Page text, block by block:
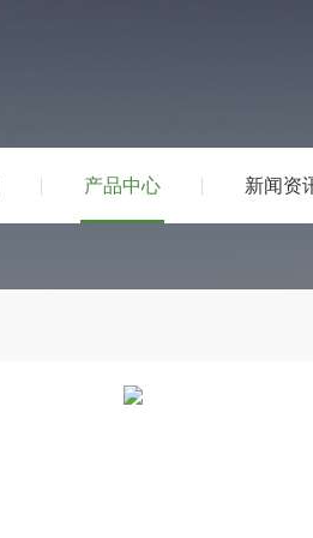
产品中心 新闻资